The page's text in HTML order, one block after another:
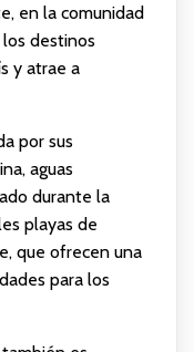
en la comunidad
destinos
y atrae a
por sus
aguas
durante la
playas de
que ofrecen una
para los